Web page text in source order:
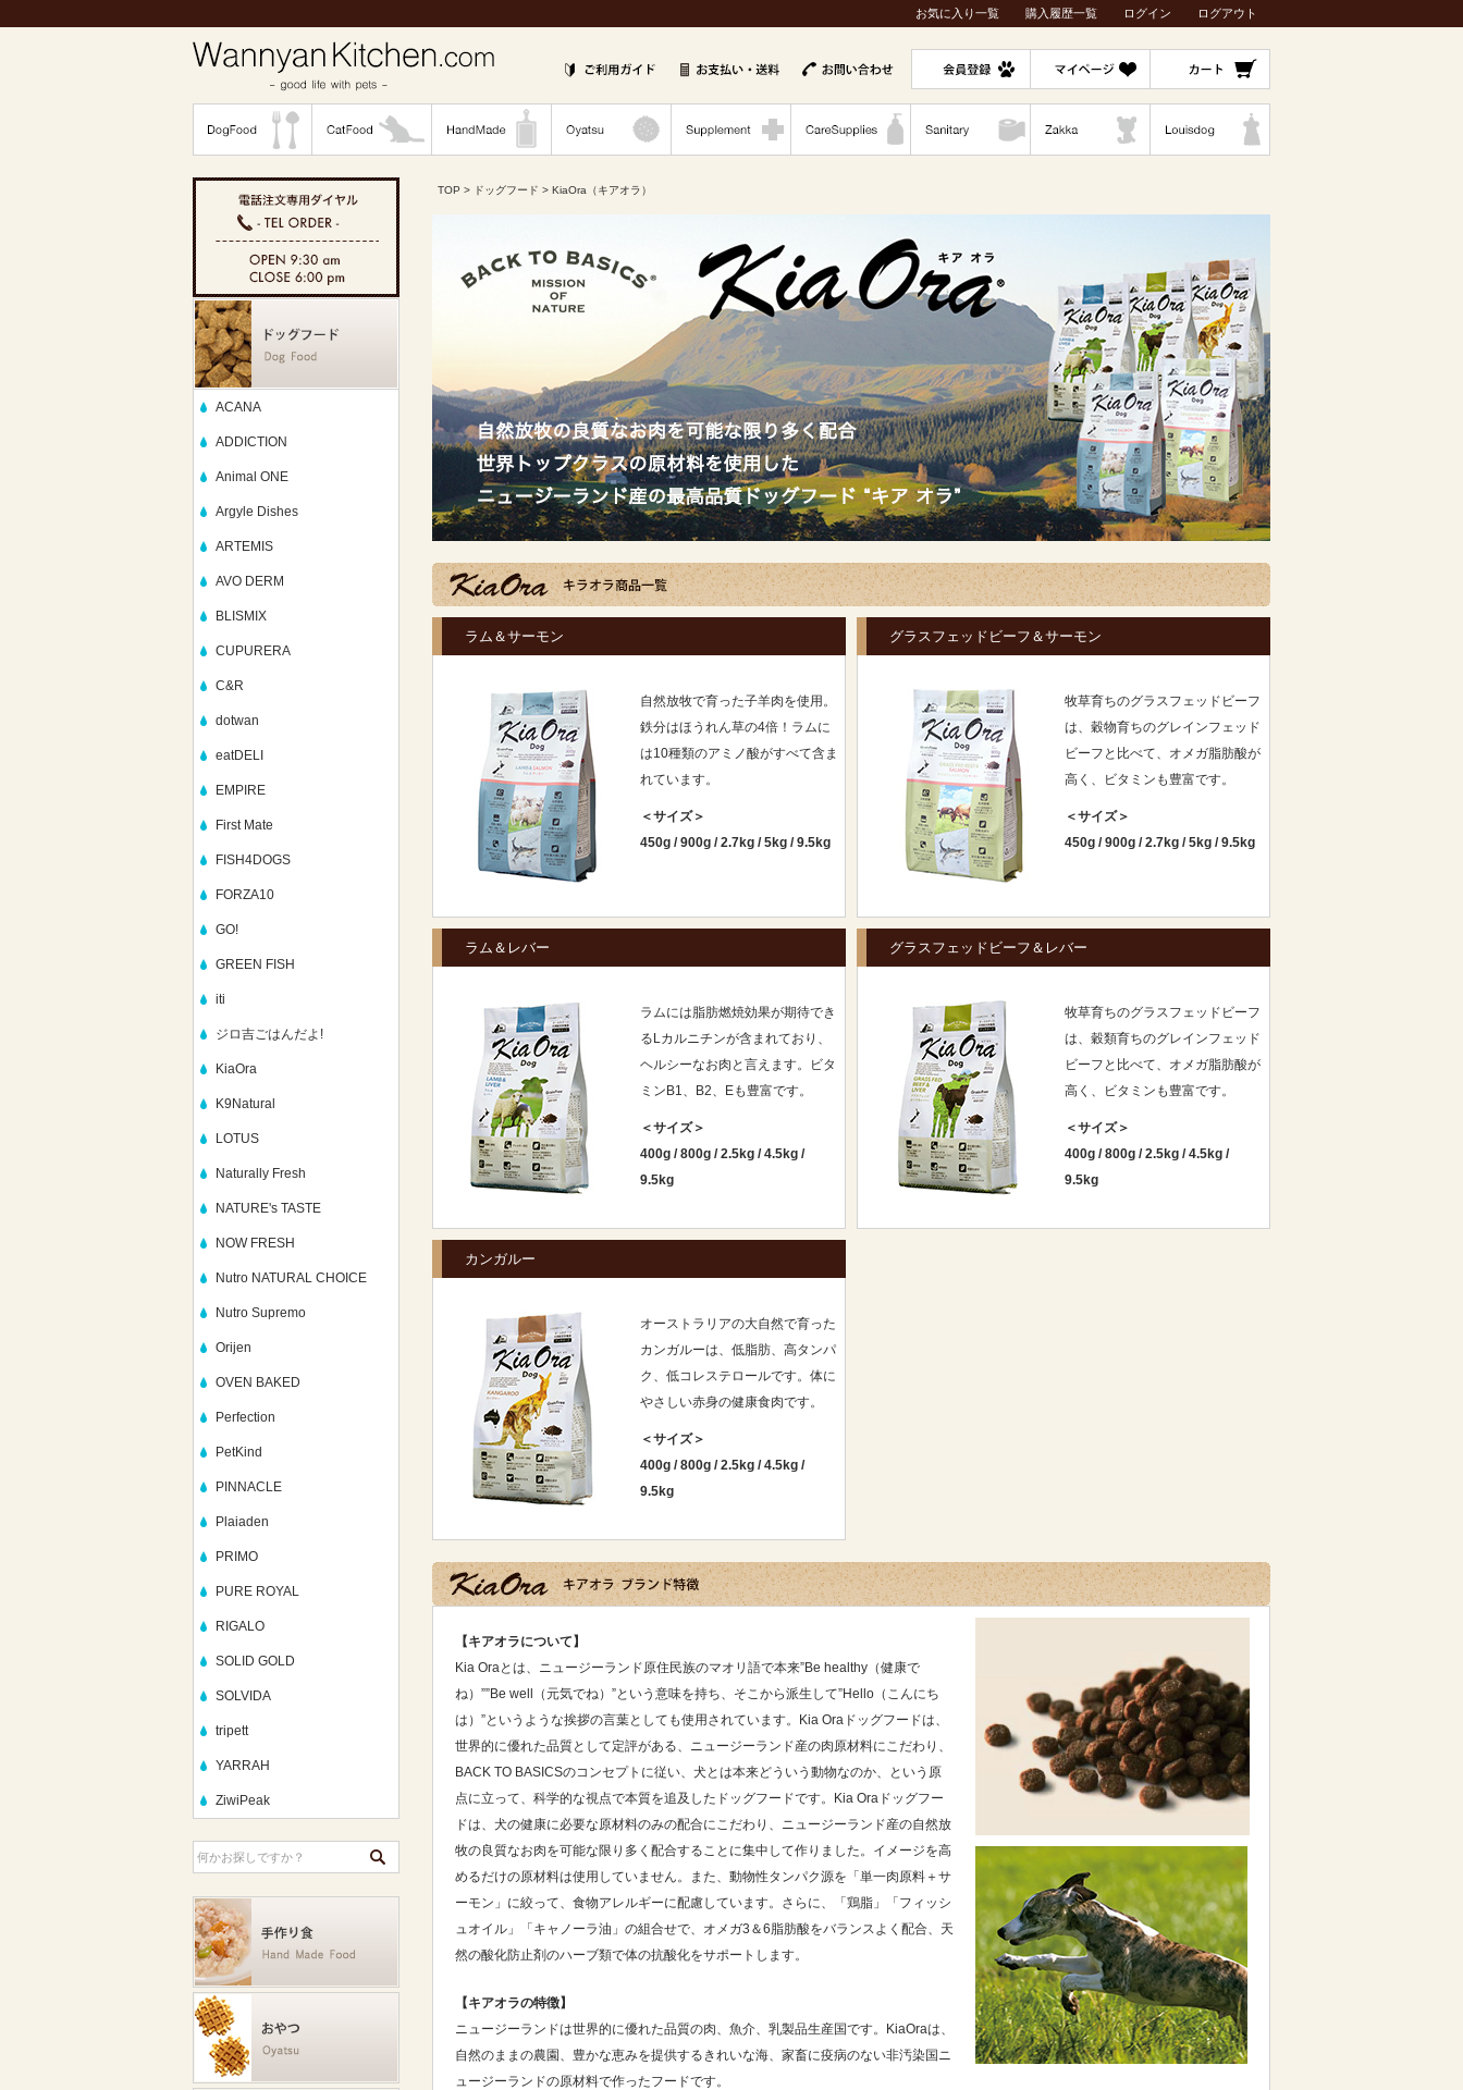
ログアウト
ログイン
購入履歴一覧
お気に入り一覧
ACANA
ADDICTION
Animal ONE
Argyle Dishes
ARTEMIS
AVO DERM
BLISMIX
CUPURERA
C&R
dotwan
eatDELI
EMPIRE
First Mate
FISH4DOGS
FORZA10
GO!
GREEN FISH
iti
ジロ吉ごはんだよ!
KiaOra
K9Natural
LOTUS
Naturally Fresh
NATURE's TASTE
NOW FRESH
Nutro NATURAL CHOICE
Nutro Supremo
Orijen
OVEN BAKED
Perfection
PetKind
PINNACLE
Plaiaden
PRIMO
PURE ROYAL
RIGALO
SOLID GOLD
SOLVIDA
tripett
YARRAH
ZiwiPeak
TOP > ドッグフード > KiaOra（キアオラ）
ラム＆サーモン
自然放牧で育った子羊肉を使用。
鉄分はほうれん草の4倍！ラムに
は10種類のアミノ酸がすべて含ま
れています。
＜サイズ＞
450g / 900g / 2.7kg / 5kg / 9.5kg
グラスフェッドビーフ＆サーモン
牧草育ちのグラスフェッドビーフ
は、穀物育ちのグレインフェッド
ビーフと比べて、オメガ脂肪酸が
高く、ビタミンも豊富です。
＜サイズ＞
450g / 900g / 2.7kg / 5kg / 9.5kg
ラム＆レバー
ラムには脂肪燃焼効果が期待でき
るLカルニチンが含まれており、
ヘルシーなお肉と言えます。ビタ
ミンB1、B2、Eも豊富です。
＜サイズ＞
400g / 800g / 2.5kg / 4.5kg /
9.5kg
グラスフェッドビーフ＆レバー
牧草育ちのグラスフェッドビーフ
は、穀類育ちのグレインフェッド
ビーフと比べて、オメガ脂肪酸が
高く、ビタミンも豊富です。
＜サイズ＞
400g / 800g / 2.5kg / 4.5kg /
9.5kg
カンガルー
オーストラリアの大自然で育った
カンガルーは、低脂肪、高タンパ
ク、低コレステロールです。体に
やさしい赤身の健康食肉です。
＜サイズ＞
400g / 800g / 2.5kg / 4.5kg /
9.5kg
【キアオラについて】
Kia Oraとは、ニュージーランド原住民族のマオリ語で本来”Be healthy（健康で
ね）””Be well（元気でね）”という意味を持ち、そこから派生して”Hello（こんにち
は）”というような挨拶の言葉としても使用されています。Kia Oraドッグフードは、
世界的に優れた品質として定評がある、ニュージーランド産の肉原材料にこだわり、
BACK TO BASICSのコンセプトに従い、犬とは本来どういう動物なのか、という原
点に立って、科学的な視点で本質を追及したドッグフードです。Kia Oraドッグフー
ドは、犬の健康に必要な原材料のみの配合にこだわり、ニュージーランド産の自然放
牧の良質なお肉を可能な限り多く配合することに集中して作りました。イメージを高
めるだけの原材料は使用していません。また、動物性タンパク源を「単一肉原料＋サ
ーモン」に絞って、食物アレルギーに配慮しています。さらに、「鶏脂」「フィッシ
ュオイル」「キャノーラ油」の組合せで、オメガ3＆6脂肪酸をバランスよく配合、天
然の酸化防止剤のハーブ類で体の抗酸化をサポートします。
【キアオラの特徴】
ニュージーランドは世界的に優れた品質の肉、魚介、乳製品生産国です。KiaOraは、
自然のままの農園、豊かな恵みを提供するきれいな海、家畜に疫病のない非汚染国ニ
ュージーランドの原材料で作ったフードです。